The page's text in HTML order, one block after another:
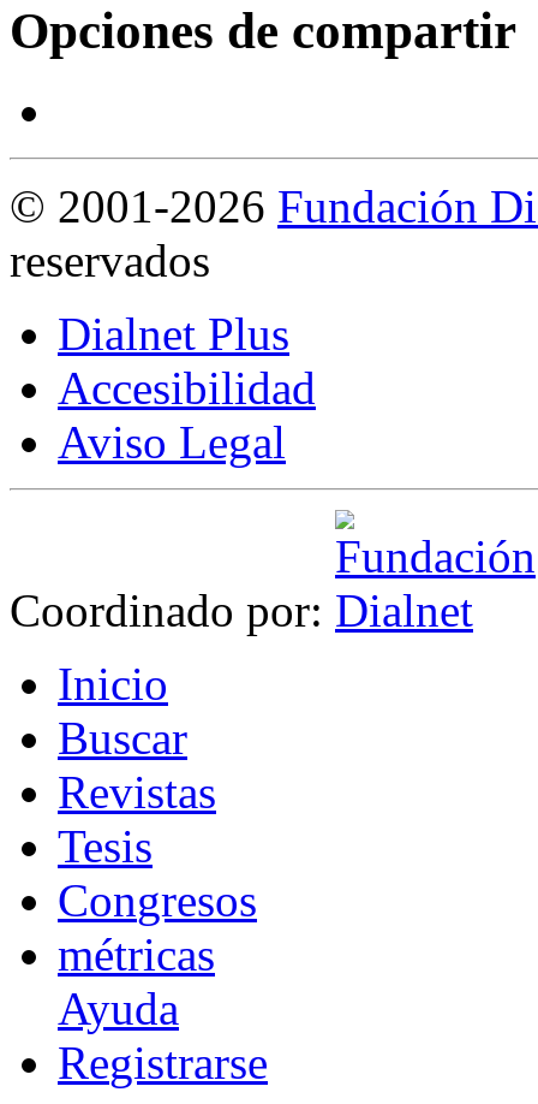
Opciones de compartir
© 2001-2026 Fundación
reservados
Dialnet Plus
Accesibilidad
Aviso Legal
Coordinado por:
Inicio
Buscar
Revistas
Tesis
Congresos
métricas
Ayuda
Registrarse